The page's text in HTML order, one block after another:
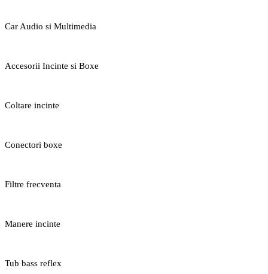
Car Audio si Multimedia
Accesorii Incinte si Boxe
Coltare incinte
Conectori boxe
Filtre frecventa
Manere incinte
Tub bass reflex